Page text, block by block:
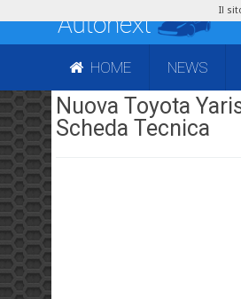
HOME NEWS
Nuova Toyota
Scheda Tecnica
Il